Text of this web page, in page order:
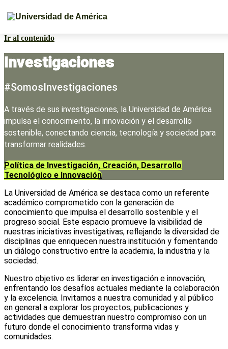
Ir al contenido
Investigaciones
#SomosInvestigaciones
A través de sus investigaciones, la Universidad de América
impulsa el conocimiento, la innovación y el desarrollo
sostenible, conectando ciencia, tecnología y sociedad para
transformar realidades.
Política de Investigación, Creación, Desarrollo
Tecnológico e Innovación
La Universidad de América se destaca como un referente
académico comprometido con la generación de
conocimiento que impulsa el desarrollo sostenible y el
progreso social. Este espacio promueve la visibilidad de
nuestras iniciativas investigativas, reflejando la diversidad de
disciplinas que enriquecen nuestra institución y fomentando
un diálogo constructivo entre la academia, la industria y la
sociedad.
Nuestro objetivo es liderar en investigación e innovación,
enfrentando los desafíos actuales mediante la colaboración
y la excelencia. Invitamos a nuestra comunidad y al público
en general a explorar los proyectos, publicaciones y
actividades que demuestran nuestro compromiso con un
futuro donde el conocimiento transforma vidas y
comunidades.